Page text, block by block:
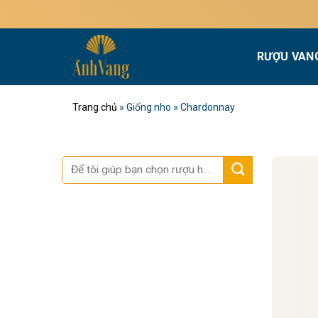
qua
RƯỢU
Trang chủ » Giống nho » Chardonnay
Tìm
kiếm: